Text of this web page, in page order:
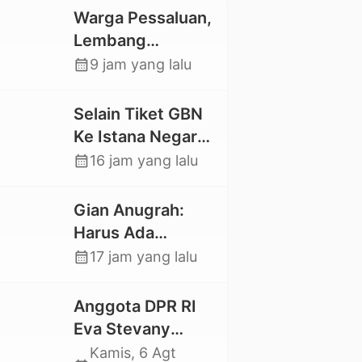
Warga Pessaluan,
Lembang
Gandangbatu
Jalan Kabupaten
calendar_month9 jam yang lalu
Selain Tiket GBN
Ke Istana Negara,
Mahasiswa UKI
juga Lolos ke
Pekan Seni
Mahasiswa
calendar_month16 jam yang lalu
Gian Anugrah:
Harus Ada
Kepastian Hukum
Agar Keluarga
tidak Larut dalam
Trauma dan
calendar_month17 jam yang lalu
Anggota DPR RI
Eva Stevany
Rataba Salurkan
Kamis, 6 Agt